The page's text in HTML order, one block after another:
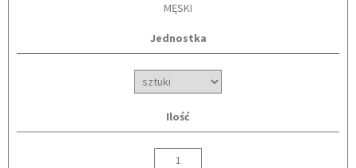
MĘSKI
Jednostka
Ilość